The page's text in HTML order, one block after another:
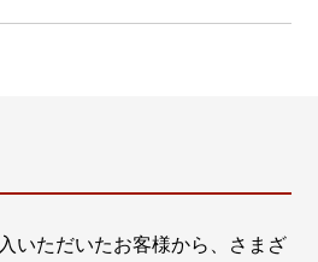
いただいたお客様から、さまざ